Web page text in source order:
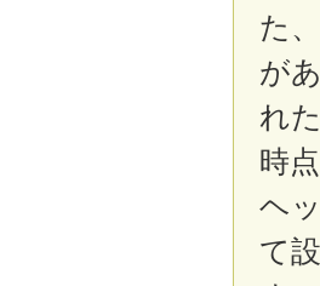
た
が
れ
時
ヘ
て